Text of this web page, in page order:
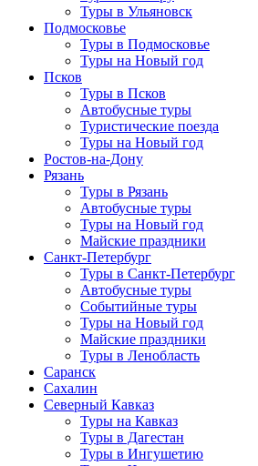
Туры в Ульяновск
Подмосковье
Туры в Подмосковье
Туры на Новый год
Псков
Туры в Псков
Автобусные туры
Туристические поезда
Туры на Новый год
Ростов-на-Дону
Рязань
Туры в Рязань
Автобусные туры
Туры на Новый год
Майские праздники
Санкт-Петербург
Туры в Санкт-Петербург
Автобусные туры
Событийные туры
Туры на Новый год
Майские праздники
Туры в Ленобласть
Саранск
Сахалин
Северный Кавказ
Туры на Кавказ
Туры в Дагестан
Туры в Ингушетию